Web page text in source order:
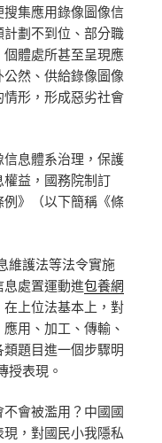
集應用錄像圖像信
劃不到位、部分職
體處所甚至呈現應
然、供給錄像圖像
形，形成惡劣社會
息體系治理，保護
益，國務院制訂
例》（以下簡稱《條
維護法等法令實施
處置運動進包養網
上位法基本上，對
用、加工、傳輸、
題目進一個步驟明
授表現。
會被濫用？中國國
，對國民小我隱私